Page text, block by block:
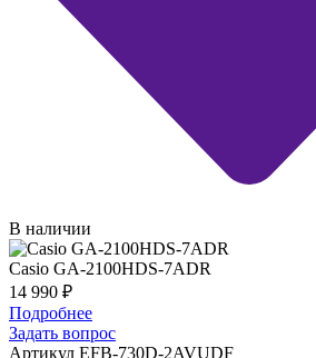
В наличии
Casio GA-2100HDS-7ADR
14 990 ₽
Подробнее
Задать вопрос
Артикул EFB-730D-2AVUDF